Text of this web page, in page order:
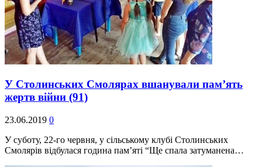
У Столинських Смолярах вшанували пам’ять
жертв війни (91)
23.06.2019 0
У суботу, 22-го червня, у сільському клубі Столинських
Смолярів відбулася година пам’яті “Ще спала затуманена…